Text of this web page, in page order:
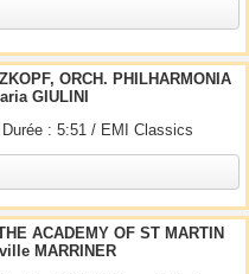
ORCH. PHILHARMONIA
GIULINI
: 5:51 / EMI Classics
ACADEMY OF ST MARTIN
MARRINER